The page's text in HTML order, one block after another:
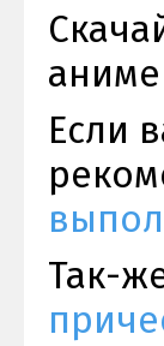
аниме
Если
Так-